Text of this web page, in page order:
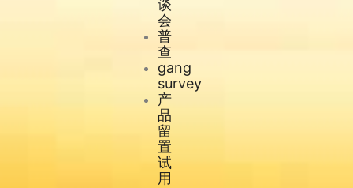
谈
会
普
查
gang
survey
产
品
留
置
试
用